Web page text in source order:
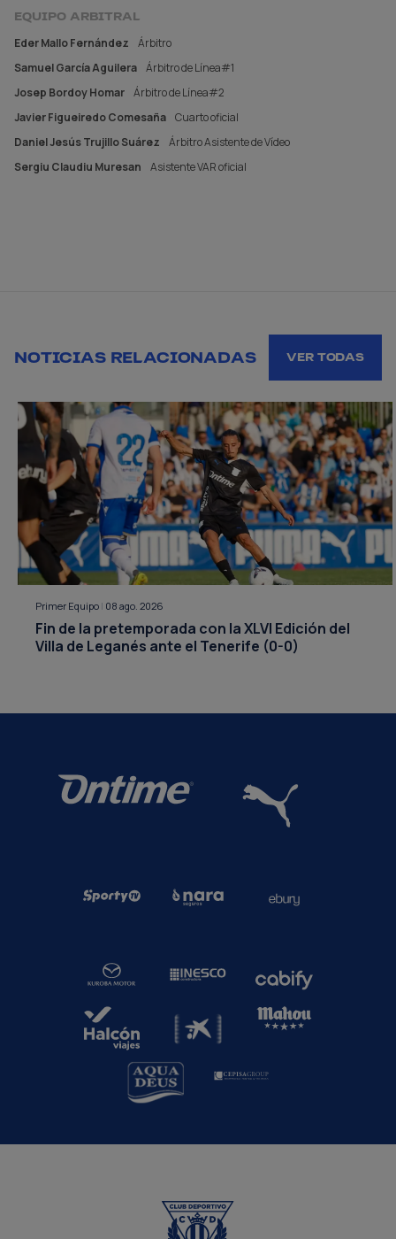
EQUIPO ARBITRAL
Eder Mallo Fernández
Árbitro
Samuel García Aguilera Árbitro de Línea#1
Josep Bordoy Homar Árbitro de Línea#2
Javier Figueiredo Comesaña Cuarto oficial
Daniel Jesús Trujillo Suárez
Árbitro Asistente de Vídeo
Sergiu Claudiu Muresan
Asistente VAR oficial
NOTICIAS RELACIONADAS VER TODAS
Primer Equipo | 08 ago. 2026
Fin de la pretemporada con la XLVI Edición del
Villa de Leganés ante el Tenerife (0-0)